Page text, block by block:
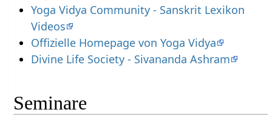
Yoga Vidya Community - Sanskrit Lexikon
Videos
Offizielle Homepage von Yoga Vidya
Divine Life Society - Sivananda Ashram
Seminare